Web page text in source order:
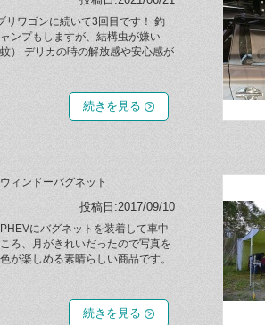
リワゴンに続いて3回目です！ 釣
ンプもしますが、結構虫が嫌い
） デリカの時の解放感や安心感が
続きを見る
ウィンドーバグネット
投稿日:2017/09/10
にバグネットを装着して車中
ろ、月がきれいだったので写真を
が楽しめる素晴らしい商品です。
続きを見る